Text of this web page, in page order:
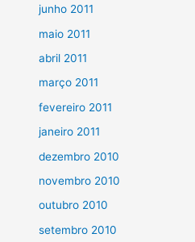
junho 2011
maio 2011
abril 2011
março 2011
fevereiro 2011
janeiro 2011
dezembro 2010
novembro 2010
outubro 2010
setembro 2010